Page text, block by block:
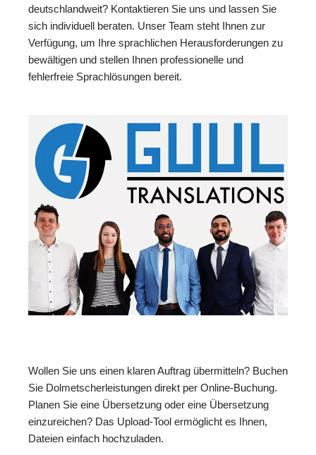
deutschlandweit? Kontaktieren Sie uns und lassen Sie
sich individuell beraten. Unser Team steht Ihnen zur
Verfügung, um Ihre sprachlichen Herausforderungen zu
bewältigen und stellen Ihnen professionelle und
fehlerfreie Sprachlösungen bereit.
Wollen Sie uns einen klaren Auftrag übermitteln? Buchen
Sie Dolmetscherleistungen direkt per Online-Buchung.
Planen Sie eine Übersetzung oder eine Übersetzung
einzureichen? Das Upload-Tool ermöglicht es Ihnen,
Dateien einfach hochzuladen.